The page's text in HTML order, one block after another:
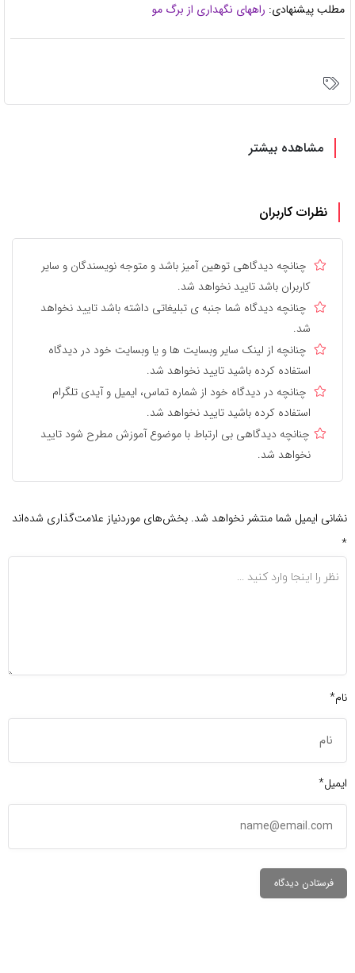
مطلب پیشنهادی: راههای نگهداری از برگ مو
مشاهده بیشتر
نظرات کاربران
چنانچه دیدگاهی توهین آمیز باشد و متوجه نویسندگان و سایر
کاربران باشد تایید نخواهد شد.
چنانچه دیدگاه شما جنبه ی تبلیغاتی داشته باشد تایید نخواهد
شد.
چنانچه از لینک سایر وبسایت ها و یا وبسایت خود در دیدگاه
استفاده کرده باشید تایید نخواهد شد.
چنانچه در دیدگاه خود از شماره تماس، ایمیل و آیدی تلگرام
استفاده کرده باشید تایید نخواهد شد.
چنانچه دیدگاهی بی ارتباط با موضوع آموزش مطرح شود تایید
نخواهد شد.
نشانی ایمیل شما منتشر نخواهد شد. بخش‌های موردنیاز علامت‌گذاری شده‌اند
*
نام*
ایمیل*